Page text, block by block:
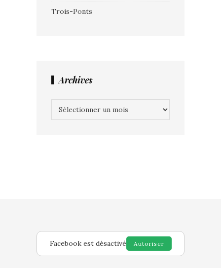
Trois-Ponts
Archives
Facebook est désactivé Autoriser